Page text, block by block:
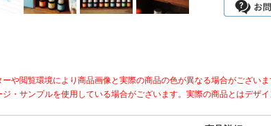
や閲覧環境により商品画像と実際の商品の色が異なる場合がござい
・サンプルを使用している場合がございます。実際の商品とはデザイ